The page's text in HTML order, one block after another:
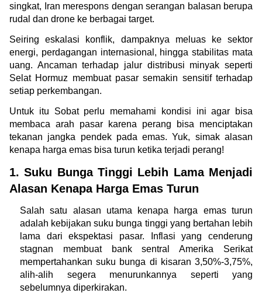
singkat, Iran merespons dengan serangan balasan berupa
rudal dan drone ke berbagai target.
Seiring eskalasi konflik, dampaknya meluas ke sektor
energi, perdagangan internasional, hingga stabilitas mata
uang. Ancaman terhadap jalur distribusi minyak seperti
Selat Hormuz membuat pasar semakin sensitif terhadap
setiap perkembangan.
Untuk itu Sobat perlu memahami kondisi ini agar bisa
membaca arah pasar karena perang bisa menciptakan
tekanan jangka pendek pada emas. Yuk, simak alasan
kenapa harga emas bisa turun ketika terjadi perang!
1. Suku Bunga Tinggi Lebih Lama Menjadi
Alasan Kenapa Harga Emas Turun
Salah satu alasan utama kenapa harga emas turun
adalah kebijakan suku bunga tinggi yang bertahan lebih
lama dari ekspektasi pasar. Inflasi yang cenderung
stagnan membuat bank sentral Amerika Serikat
mempertahankan suku bunga di kisaran 3,50%-3,75%,
alih-alih segera menurunkannya seperti yang
sebelumnya diperkirakan.